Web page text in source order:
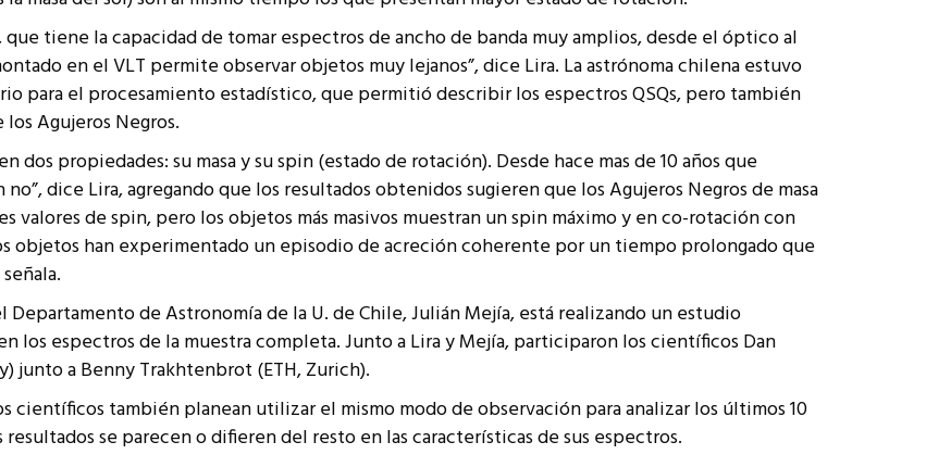
tiene la capacidad de tomar espectros de ancho de banda muy amplios, desde el óptico al
en el VLT permite observar objetos muy lejanos”, dice Lira. La astrónoma chilena estuvo
para el procesamiento estadístico, que permitió describir los espectros QSQs, pero también
Agujeros Negros.
dos propiedades: su masa y su spin (estado de rotación). Desde hace mas de 10 años que
dice Lira, agregando que los resultados obtenidos sugieren que los Agujeros Negros de masa
de spin, pero los objetos más masivos muestran un spin máximo y en co-rotación con
objetos han experimentado un episodio de acreción coherente por un tiempo prolongado que
de Astronomía de la U. de Chile, Julián Mejía, está realizando un estudio
los espectros de la muestra completa. Junto a Lira y Mejía, participaron los científicos Dan
junto a Benny Trakhtenbrot (ETH, Zurich).
científicos también planean utilizar el mismo modo de observación para analizar los últimos 10
se parecen o difieren del resto en las características de sus espectros.